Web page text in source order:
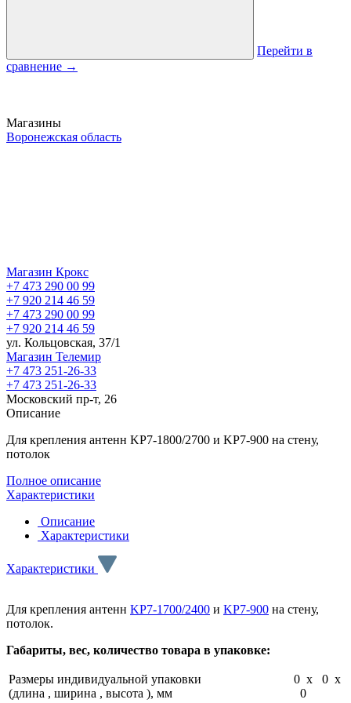
Перейти в
сравнение →
Магазины
Воронежская область
Магазин Крокс
+7 473 290 00 99
+7 920 214 46 59
+7 473 290 00 99
+7 920 214 46 59
ул. Кольцовская, 37/1
Магазин Телемир
+7 473 251-26-33
+7 473 251-26-33
Московский пр-т, 26
Описание
Для крепления антенн KP7-1800/2700 и KP7-900 на стену,
потолок
Полное описание
Характеристики
Описание
Характеристики
Характеристики
Для крепления антенн KP7-1700/2400 и KP7-900 на стену,
потолок.
Габариты, вес, количество товара в упаковке:
Размеры индивидуальной упаковки
(длина , ширина , высота ), мм
0 x 0 x
0